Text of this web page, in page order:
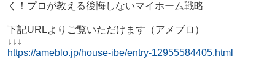
く！プロが教える後悔しないマイホーム戦略
下記URLよりご覧いただけます（アメブロ）
↓↓↓
https://ameblo.jp/house-ibe/entry-12955584405.html